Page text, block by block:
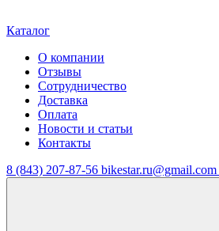
Каталог
О компании
Отзывы
Сотрудничество
Доставка
Оплата
Новости и статьи
Контакты
8 (843) 207-87-56 bikestar.ru@gmail.com